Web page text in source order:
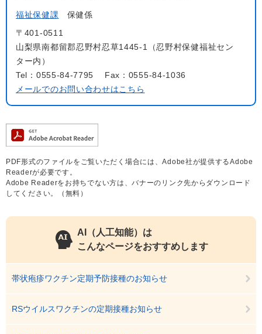
福祉保健課
保健係
〒401-0511
山梨県南都留郡忍野村忍草1445-1（忍野村保健福祉セン
ター内）
Tel：0555-84-7795
Fax：0555-84-1036
メールでのお問い合わせはこちら
PDF形式のファイルをご覧いただく場合には、Adobe社が提供するAdobe
Readerが必要です。
Adobe Readerをお持ちでない方は、バナーのリンク先からダウンロード
してください。（無料）
AI（人工知能）は
こんなページをおすすめします
帯状疱疹ワクチン定期予防接種のお知らせ
RSウイルスワクチンの定期接種お知らせ